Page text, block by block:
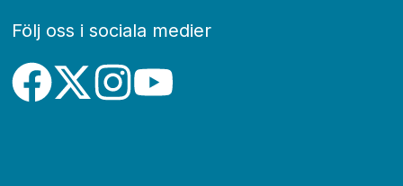
Följ oss i sociala medier